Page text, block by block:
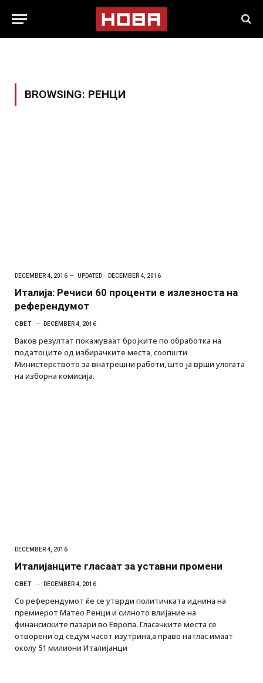
BROWSING: РЕНЦИ
DECEMBER 4, 2016 UPDATED: DECEMBER 4, 2016
Италија: Речиси 60 проценти е излезноста на
референдумот
СВЕТ DECEMBER 4, 2016
Ваков резултат покажуваат бројките по обработка на
податоците од избирачките места, соопшти
Министерството за внатрешни работи, што ја врши улогата
на изборна комисија.
DECEMBER 4, 2016
Италијанците гласаат за уставни промени
СВЕТ DECEMBER 4, 2016
Со референдумот ќе се утврди политичката иднина на
премиерот Матео Ренци и силното влијание на
финансиските пазари во Европа. Гласачките места се
отворени од седум часот изутрина,а право на глас имаат
околу 51 милиони Италијанци